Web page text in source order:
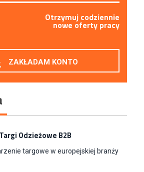
Otrzymuj codziennie
nowe oferty pracy
ZAKŁADAM KONTO
Odzieżowe B2B
targowe w europejskiej branży